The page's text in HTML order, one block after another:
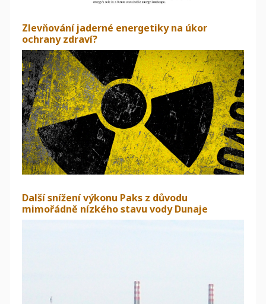
Zlevňování jaderné energetiky na úkor
ochrany zdraví?
Další snížení výkonu Paks z důvodu
mimořádně nízkého stavu vody Dunaje